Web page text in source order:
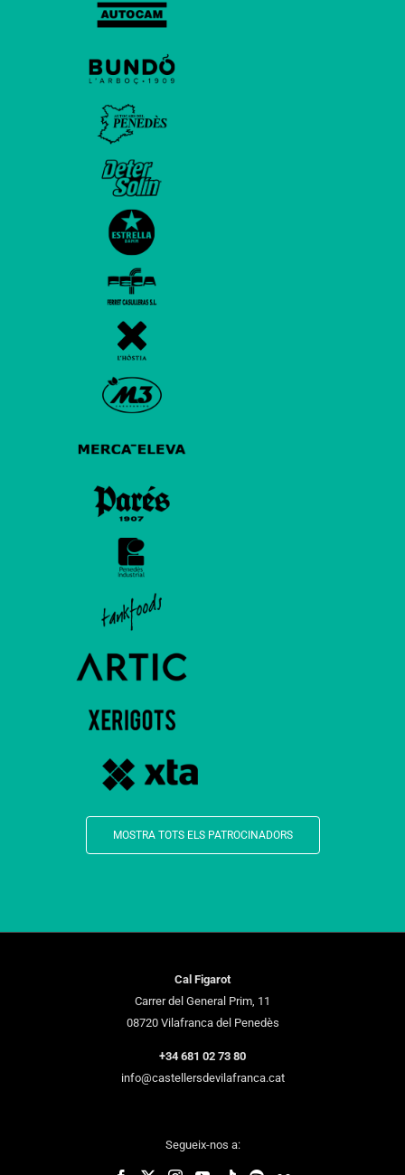
MOSTRA TOTS ELS PATROCINADORS
Cal Figarot
Carrer del General Prim, 11
08720 Vilafranca del Penedès
+34 681 02 73 80
info@castellersdevilafranca.cat
Segueix-nos a: